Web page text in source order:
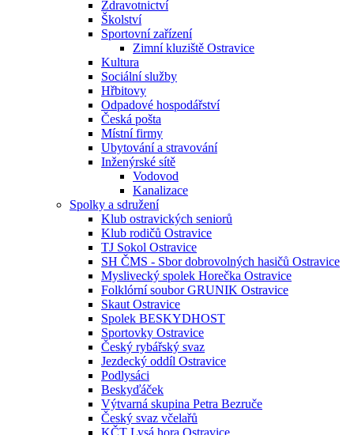
Zdravotnictví
Školství
Sportovní zařízení
Zimní kluziště Ostravice
Kultura
Sociální služby
Hřbitovy
Odpadové hospodářství
Česká pošta
Místní firmy
Ubytování a stravování
Inženýrské sítě
Vodovod
Kanalizace
Spolky a sdružení
Klub ostravických seniorů
Klub rodičů Ostravice
TJ Sokol Ostravice
SH ČMS - Sbor dobrovolných hasičů Ostravice
Myslivecký spolek Horečka Ostravice
Folklórní soubor GRUNIK Ostravice
Skaut Ostravice
Spolek BESKYDHOST
Sportovky Ostravice
Český rybářský svaz
Jezdecký oddíl Ostravice
Podlysáci
Beskyďáček
Výtvarná skupina Petra Bezruče
Český svaz včelařů
KČT Lysá hora Ostravice